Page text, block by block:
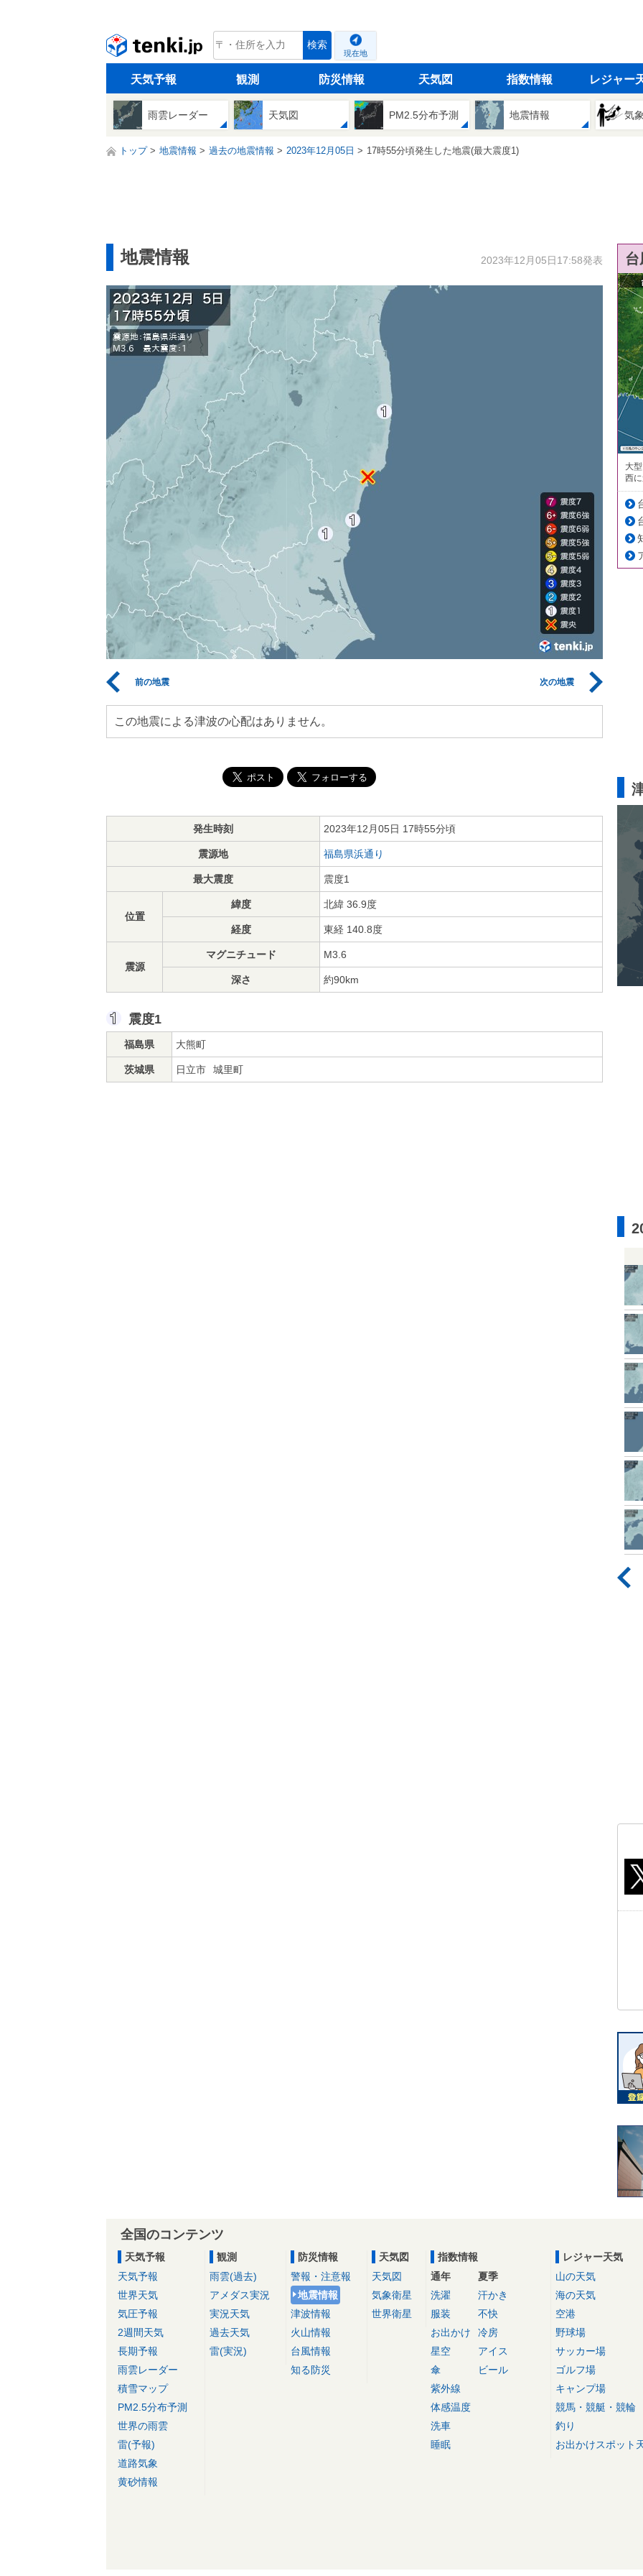
tenki.jp 検索
現在地
天気予報 観測 防災情報 天気図 指数情報 レジャー
雨雲レーダー 天気図 PM2.5分布予測 地震情報 気
トップ 地震情報 過去の地震情報 2023年12月05日 17時55分頃発生した地震(最大震度1)
地震情報 2023年12月05日17:58発表
前の地震 次の地震
この地震による津波の心配はありません。
発生時刻 2023年12月05日 17時55分頃
震源地 福島県浜通り
最大震度 震度1
位置
緯度 北緯 36.9度
経度 東経 140.8度
震源
マグニチュード M3.6
深さ 約90km
震度1
福島県 大熊町
茨城県 日立市 城里町
大
西
全国のコンテンツ
天気予報
天気予報
世界天気
気圧予報
2週間天気
長期予報
雨雲レーダー
積雪マップ
PM2.5分布予測
世界の雨雲
雷(予報)
道路気象
黄砂情報
観測
雨雲(過去)
アメダス実況
実況天気
過去天気
雷(実況)
防災情報
警報・注意報
地震情報
津波情報
火山情報
台風情報
知る防災
天気図
天気図
気象衛星
世界衛星
指数情報
通年
洗濯
服装
お出かけ
星空
傘
紫外線
体感温度
洗車
睡眠
夏季
汗かき
不快
冷房
アイス
ビール
レジャー天気
山の天気
海の天気
空港
野球場
サッカー場
ゴルフ場
キャンプ場
競馬・競艇・競輪
釣り
お出かけスポット